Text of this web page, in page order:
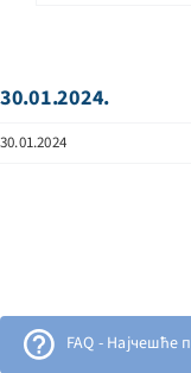
30.01.2024.
30.01.2024
FAQ - Најчешће